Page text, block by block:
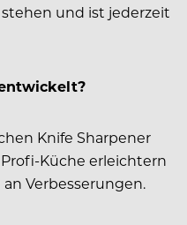
und ist jederzeit
Knife Sharpener
Küche erleichtern
Verbesserungen.